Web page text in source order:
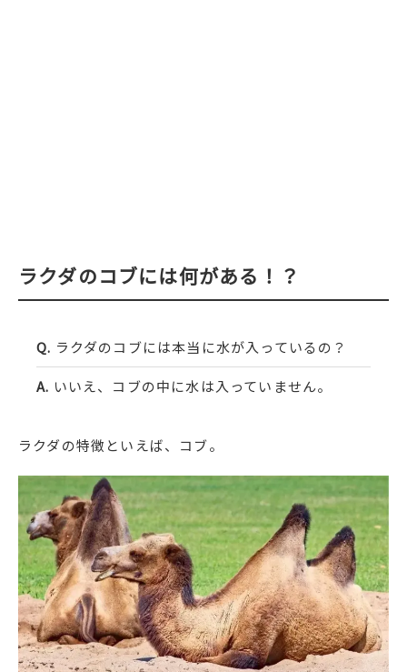
ラクダのコブには何がある！？
ラクダのコブには本当に水が入っているの？
いいえ、コブの中に水は入っていません。
ラクダの特徴といえば、コブ。